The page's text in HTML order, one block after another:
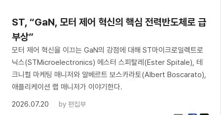
ST, “GaN, 모터 제어 혁신의 핵심 전력반도체로 급
부상”
모터 제어 혁신을 이끄는 GaN의 강점에 대해 ST마이크로일렉트로
닉스(STMicroelectronics) 에스터 스피탈레(Ester Spitale), 테
크니컬 마케팅 매니저와 알베르트 보스카라토(Albert Boscarato),
애플리케이션 랩 매니저가 이야기한다.
2026.07.20
by 편집부